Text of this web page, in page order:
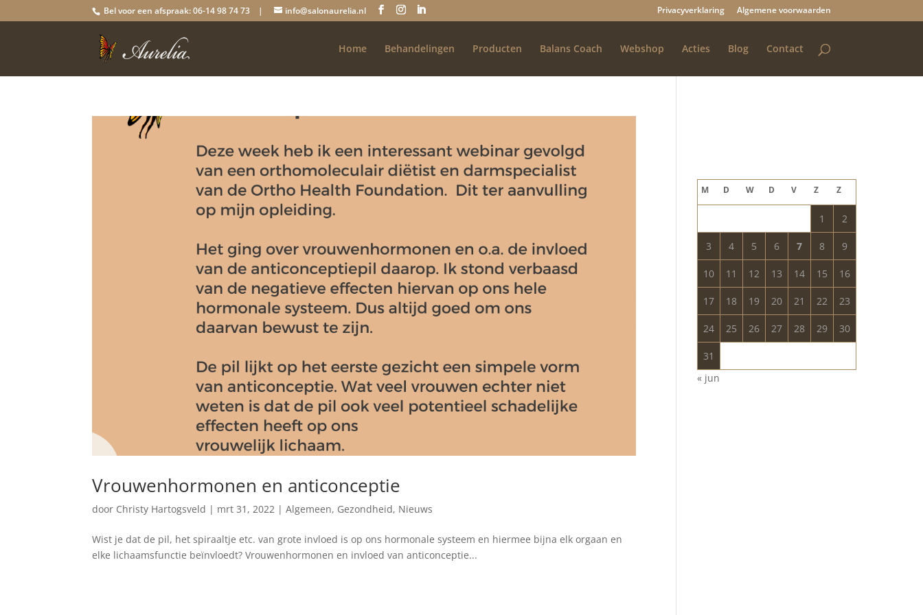
Bel voor een afspraak: 06-14 98 74 73 | info@salonaurelia.nl Privacyverklaring Algemene voorwaarden
Home Behandelingen Producten Balans Coach Webshop Acties Blog Contact
Vrouwenhormonen en anticonceptie
door Christy Hartogsveld | mrt 31, 2022 |Algemeen, Gezondheid, Nieuws
Wist je dat de pil, het spiraaltje etc. van grote invloed is op ons hormonale systeem en hiermee bijna elk orgaan en
elke lichaamsfunctie beïnvloedt? Vrouwenhormonen en invloed van anticonceptie...
M D W D V Z Z
1 2
3 4 5 6 7 8 9
10 11 12 13 14 15 16
17 18 19 20 21 22 23
24 25 26 27 28 29 30
31
« jun